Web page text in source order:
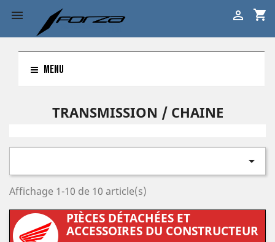
 shopping_cart

MENU
TRANSMISSION / CHAINE

Affichage 1-10 de 10 article(s)
PIÈCES DÉTACHÉES ET
ACCESSOIRES DU CONSTRUCTEUR